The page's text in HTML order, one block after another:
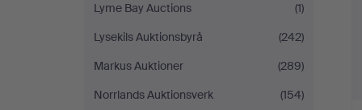
Lyme Bay Auctions
(1)
Lysekils Auktionsbyrå
(242)
Markus Auktioner
(289)
Norrlands Auktionsverk
(154)